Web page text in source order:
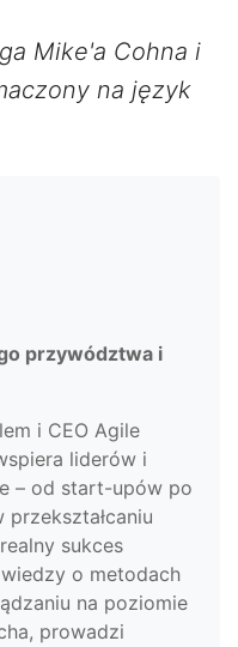
Mike'a Cohna i
na język
przywództwa i
i CEO Agile
liderów i
– od start-upów po
sukces
o metodach
na poziomie
prowadzi